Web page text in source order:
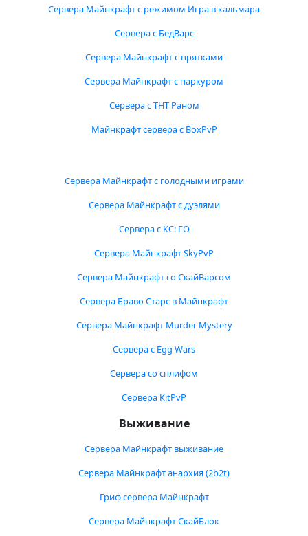
Сервера Майнкрафт с режимом Игра в кальмара
Сервера с БедВарс
Сервера Майнкрафт с прятками
Сервера Майнкрафт с паркуром
Сервера с ТНТ Раном
Майнкрафт сервера с BoxPvP
Сервера Майнкрафт с голодными играми
Сервера Майнкрафт с дуэлями
Сервера с КС: ГО
Сервера Майнкрафт SkyPvP
Сервера Майнкрафт со СкайВарсом
Сервера Браво Старс в Майнкрафт
Сервера Майнкрафт Murder Mystery
Сервера с Egg Wars
Сервера со сплифом
Сервера KitPvP
Выживание
Сервера Майнкрафт выживание
Сервера Майнкрафт анархия (2b2t)
Гриф сервера Майнкрафт
Сервера Майнкрафт СкайБлок